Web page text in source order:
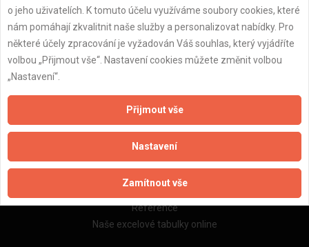
Aktualizováno z portálu ARES dne 31.03.2026 22:20:03
Naše firmy a řemeslníci
Zpracování a ochrana osobních údajů
Reference
Naše excelové tabulky online
o jeho uživatelích. K tomuto účelu využíváme soubory cookies, které
nám pomáhají zkvalitnit naše služby a personalizovat nabídky. Pro
některé účely zpracování je vyžadován Váš souhlas, který vyjádříte
volbou „Přijmout vše“. Nastavení cookies můžete změnit volbou
„Nastavení“.
Přijmout vše
Nastavení
Zamítnout vše